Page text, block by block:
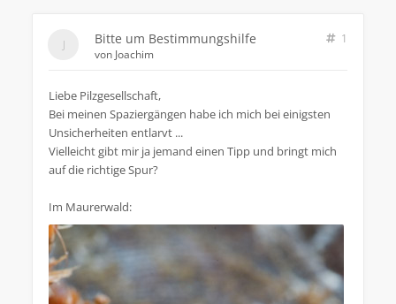
Bitte um Bestimmungshilfe
1
von Joachim
Liebe Pilzgesellschaft,
Bei meinen Spaziergängen habe ich mich bei einigsten
Unsicherheiten entlarvt ...
Vielleicht gibt mir ja jemand einen Tipp und bringt mich
auf die richtige Spur?
Im Maurerwald: